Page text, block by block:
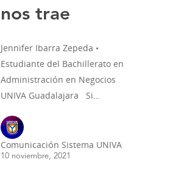
nos trae
Jennifer Ibarra Zepeda •
Estudiante del Bachillerato en
Administración en Negocios
UNIVA Guadalajara Si…
Comunicación Sistema UNIVA
10 noviembre, 2021